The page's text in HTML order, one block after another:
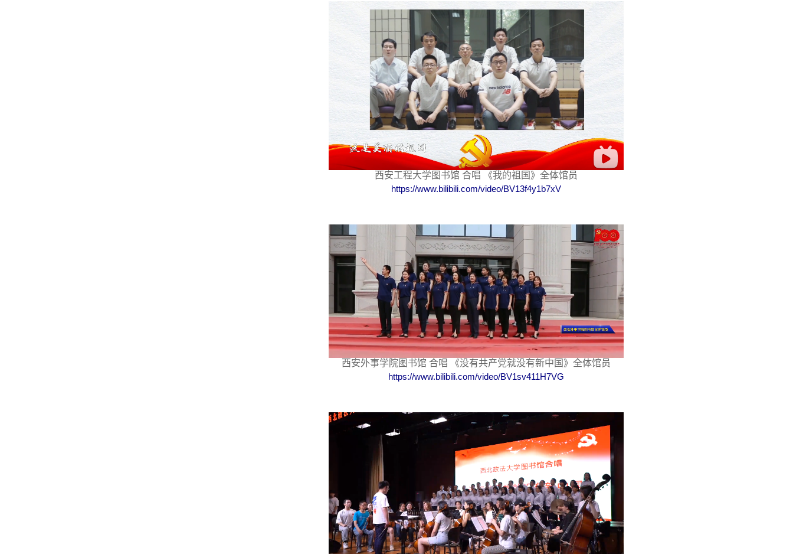
西安工程大学图书馆 合唱 《我的祖国》全体馆员
https://www.bilibili.com/video/BV13f4y1b7xV
西安外事学院图书馆 合唱 《没有共产党就没有新中国》全体馆员
https://www.bilibili.com/video/BV1sv411H7VG